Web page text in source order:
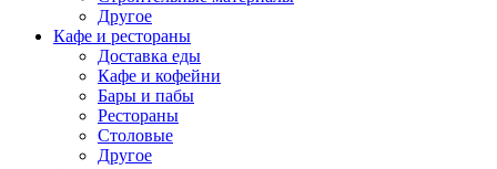
Другое
Кафе и рестораны
Доставка еды
Кафе и кофейни
Бары и пабы
Рестораны
Столовые
Другое